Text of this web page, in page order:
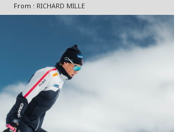
From : RICHARD MILLE